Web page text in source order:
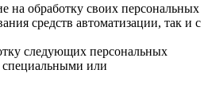
на обработку своих персональных
средств автоматизации, так и с
следующих персональных
или